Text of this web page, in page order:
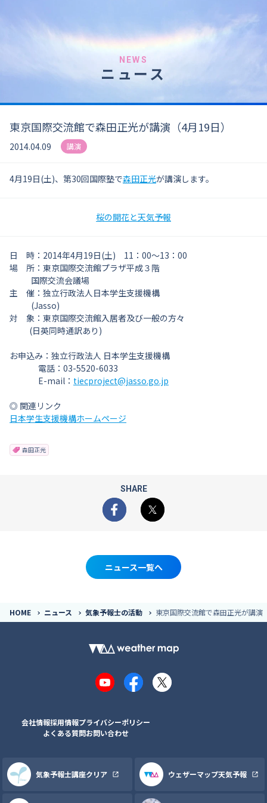
NEWS
ニュース
東京国際交流館で森田正光が講演（4月19日）
2014.04.09 講演
4月19日(土)、第30回国際塾で森田正光が講演します。
桜の開花と天気予報
日 時：2014年4月19日(土) 11：00～13：00
場 所：東京国際交流館プラザ平成３階
国際交流会議場
主 催：独立行政法人日本学生支援機構
(Jasso)
対 象：東京国際交流館入居者及び一般の方々
(日英同時通訳あり)
お申込み：独立行政法人 日本学生支援機構
電話：03-5520-6033
E-mail： tiecproject@jasso.go.jp
◎ 関連リンク
日本学生支援機構ホームページ
森田正光
SHARE
Facebook
X
ニュース一覧へ
HOME ニュース 気象予報士の活動 東京国際交流館で森田正光が講演
YouTubeFacebook
X
会社情報採用情報プライバシーポリシー
よくある質問お問い合わせ
気象予報士講座クリア ウェザーマップ天気予報